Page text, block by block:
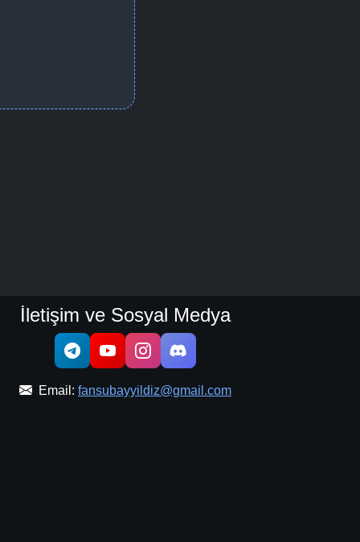
İletişim ve Sosyal Medya
Email: fansubayyildiz@gmail.com